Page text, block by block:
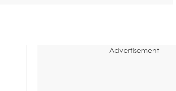
Advertisement